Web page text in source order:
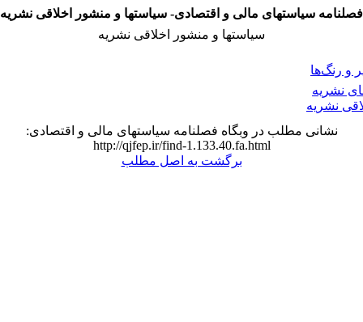
فصلنامه سیاستهای مالی و اقتصادی- سیاستها و منشور اخلاقی نشریه
سیاستها و منشور اخلاقی نشریه
و رنگ‌ها
نشریه
نشریه
نشانی مطلب در وبگاه فصلنامه سیاستهای مالی و اقتصادی:
http://qjfep.ir/find-1.133.40.fa.html
برگشت به اصل مطلب